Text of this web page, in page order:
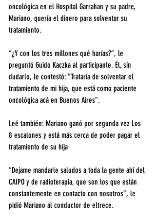
oncológica en el Hospital Garrahan y su padre,
Mariano, quería el dinero para solventar su
tratamiento.
“¿Y con los tres millones qué harías?”, le
preguntó Guido Kaczka al participante. Él, sin
dudarlo, le contestó: “Trataría de solventar el
tratamiento de mi hija, que está como paciente
oncológica acá en Buenos Aires”.
Leé también: Mariano ganó por segunda vez Los
8 escalones y está más cerca de poder pagar el
tratamiento de su hija
“Dejame mandarle saludos a toda la gente ahí del
CAIPO y de radioterapia, que son los que están
constantemente en contacto con nosotros”, le
pidió Mariano al conductor de eltrece.